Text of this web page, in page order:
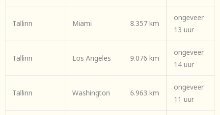
Tallinn Miami 8.357 km
ongeveer
13 uur
Tallinn Los Angeles 9.076 km
ongeveer
14 uur
Tallinn Washington 6.963 km
ongeveer
11 uur